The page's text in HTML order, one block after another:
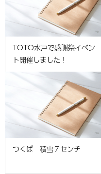
TOTO水戸で感謝祭イベン
ト開催しました！
つくば 積雪７センチ